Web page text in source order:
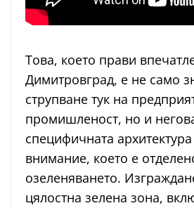
Това, което прави
Димитровград, е не само
струпване тук на
промишленост, но и
специфичната
внимание, което е
озеленяването.
цялостна зелена зона,